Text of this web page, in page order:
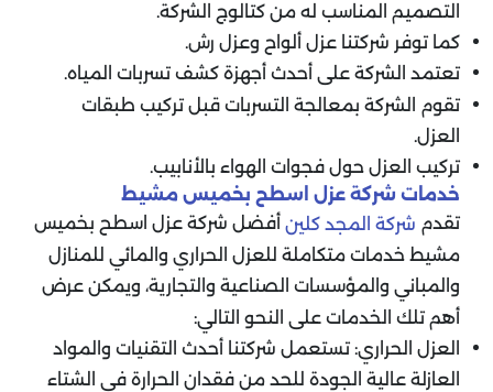
التصميم المناسب له من كتالوج الشركة.
كما توفر شركتنا عزل ألواح وعزل رش.
تعتمد الشركة على أحدث أجهزة كشف تسربات المياه.
تقوم الشركة بمعالجة التسربات قبل تركيب طبقات
العزل.
تركيب العزل حول فجوات الهواء بالأنابيب.
خدمات شركة عزل اسطح بخميس مشيط
تقدم شركة المجد كلين أفضل شركة عزل اسطح بخميس
مشيط خدمات متكاملة للعزل الحراري والمائي للمنازل
والمباني والمؤسسات الصناعية والتجارية، ويمكن عرض
أهم تلك الخدمات على النحو التالي:
العزل الحراري: تستعمل شركتنا أحدث التقنيات والمواد
العازلة عالية الجودة للحد من فقدان الحرارة في الشتاء